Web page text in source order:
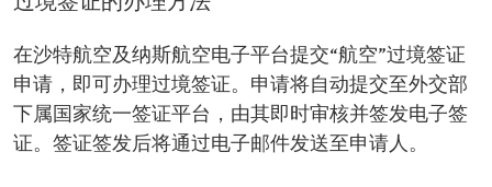
在沙特航空及纳斯航空电子平台提交“航空”过境签证
申请，即可办理过境签证。申请将自动提交至外交部
下属国家统一签证平台，由其即时审核并签发电子签
证。签证签发后将通过电子邮件发送至申请人。